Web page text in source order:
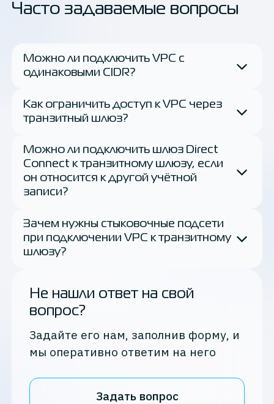
Часто задаваемые вопросы
Можно ли подключить VPC с
одинаковыми CIDR?
Как ограничить доступ к VPC через
транзитный шлюз?
Можно ли подключить шлюз Direct
Connect к транзитному шлюзу, если
он относится к другой учётной
записи?
Зачем нужны стыковочные подсети
при подключении VPC к транзитному
шлюзу?
Не нашли ответ на свой
вопрос?
Задайте его нам, заполнив форму, и
мы оперативно ответим на него
Задать вопрос